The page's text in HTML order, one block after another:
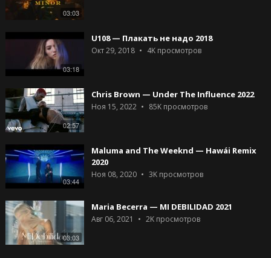
03:03
03:18
U108 — Плакать не надо 2018
Окт 29, 2018 4Kпросмотров
02:57
Chris Brown — Under The Influence 2022
Ноя 15, 2022 85Kпросмотров
03:44
Maluma and The Weeknd — Hawái Remix
2020
Ноя 08, 2020 3Kпросмотров
03:03
Maria Becerra — MI DEBILIDAD 2021
Авг 06, 2021 2Kпросмотров